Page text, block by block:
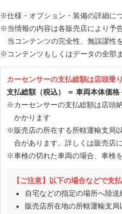
※仕様・オプション・装備の詳細に
※当情報の内容は各販売店により予
当コンテンツの完全性、無誤謬性
※コンテンツもしくはデータの全部
カーセンサーの支払総額は店頭乗
支払総額（税込） ＝ 車両本体価格
※カーセンサーの支払総額は店頭
かかります
※販売店の所在する所轄運輸支局
合があります。詳しくは販売店
※車検の切れた車両の場合、車検
【ご注意】以下の場合などで支
自宅などの指定の場所へ陸
販売店所在地の所轄運輸支局